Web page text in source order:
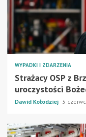
WYPADKI I ZDARZENIA
Strażacy OSP z
uroczystości
Dawid Kołodziej 5